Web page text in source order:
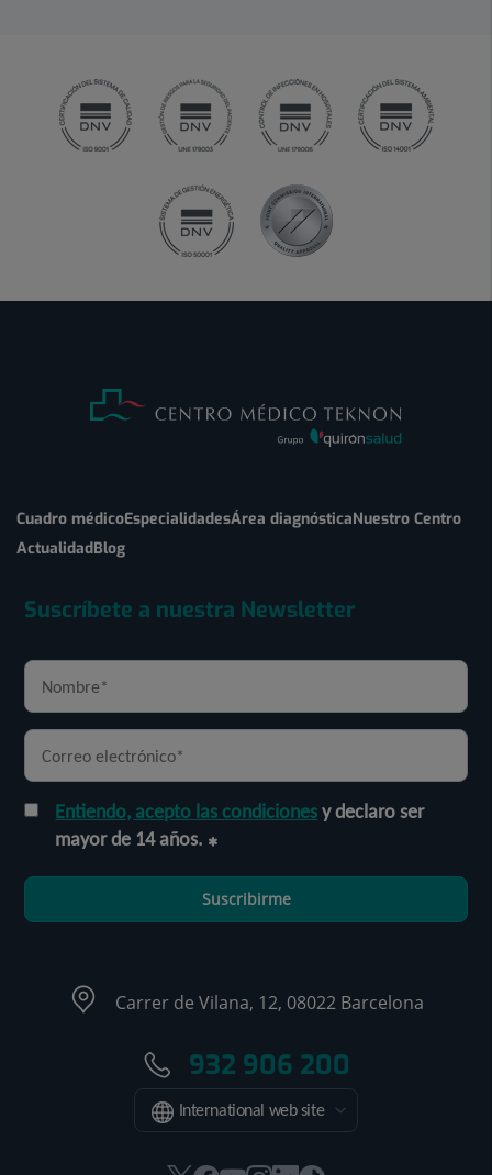
Cuadro médicoEspecialidadesÁrea diagnósticaNuestro Centro
ActualidadBlog
Suscríbete a nuestra Newsletter
Entiendo, acepto las condicionesy declaro ser
mayor de 14 años.
Suscribirme
Carrer de Vilana, 12, 08022 Barcelona
932 906 200
International web site